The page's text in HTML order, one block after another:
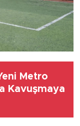
Metro
Kavuşmaya